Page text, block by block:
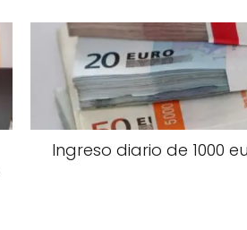
Ingreso diario de 1000